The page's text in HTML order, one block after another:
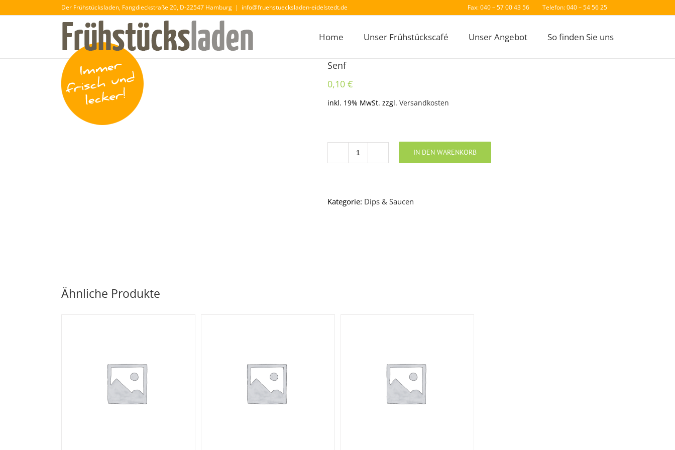
Der Frühstücksladen, Fangdieckstraße 20, D-22547 Hamburg | info@fruehstuecksladen-eidelstedt.de Fax: 040 – 57 00 43 56 Telefon: 040 – 54 56 25
Home Unser Frühstückscafé Unser Angebot So finden Sie uns
Senf
0,10 €
inkl. 19% MwSt. zzgl. Versandkosten
Anzahl
IN DEN WARENKORB
Kategorie: Dips & Saucen
Ähnliche Produkte